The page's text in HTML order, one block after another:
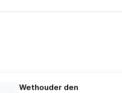
Wethouder den